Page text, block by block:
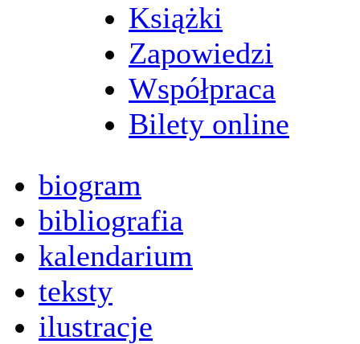
Książki
Zapowiedzi
Współpraca
Bilety online
biogram
bibliografia
kalendarium
teksty
ilustracje